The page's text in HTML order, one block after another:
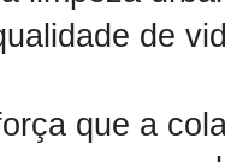
de
que a